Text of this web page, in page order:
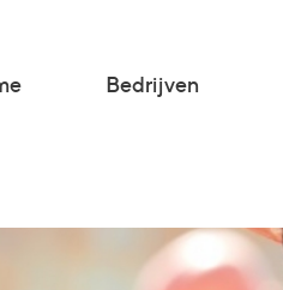
Bedrijven